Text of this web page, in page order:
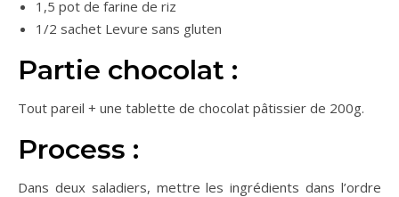
1,5 pot de farine de riz
1/2 sachet Levure sans gluten
Partie chocolat :
Tout pareil + une tablette de chocolat pâtissier de 200g.
Process :
Dans deux saladiers, mettre les ingrédients dans l’ordre